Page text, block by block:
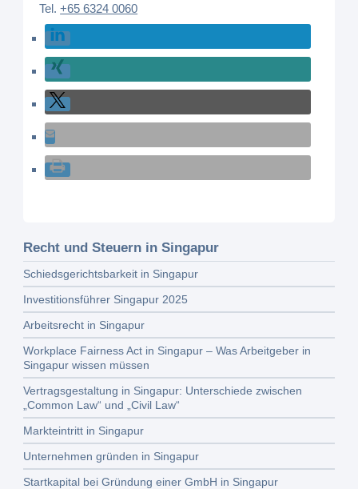
Tel.+65 6324 0060
Recht und Steuern in Singapur
Schiedsgerichtsbarkeit in Singapur
Investitionsführer Singapur 2025
Arbeitsrecht in Singapur
Workplace Fairness Act in Singapur – Was Arbeitgeber in
Singapur wissen müssen
Vertragsgestaltung in Singapur: Unterschiede zwischen
„Common Law“ und „Civil Law“
Markteintritt in Singapur
Unternehmen gründen in Singapur
Startkapital bei Gründung einer GmbH in Singapur